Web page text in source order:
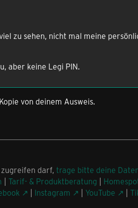
zu sehen, nicht mal meine
aber keine Legi PIN.
von deinem Ausweis.
darf, trage bitte deine
| Tarif- & Produktberatung |
| Instagram | YouTube |